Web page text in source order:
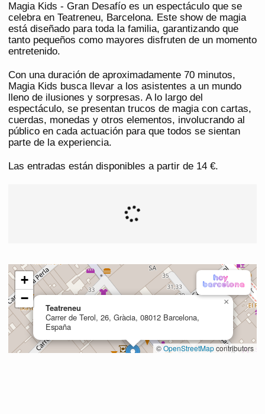
Magia Kids - Gran Desafío es un espectáculo que se
celebra en Teatreneu, Barcelona. Este show de magia
está diseñado para toda la familia, garantizando que
tanto pequeños como mayores disfruten de un momento
entretenido.
Con una duración de aproximadamente 70 minutos,
Magia Kids busca llevar a los asistentes a un mundo
lleno de ilusiones y sorpresas. A lo largo del
espectáculo, se presentan trucos de magia con cartas,
cuerdas, monedas y otros elementos, involucrando al
público en cada actuación para que todos se sientan
parte de la experiencia.
Las entradas están disponibles a partir de 14 €.